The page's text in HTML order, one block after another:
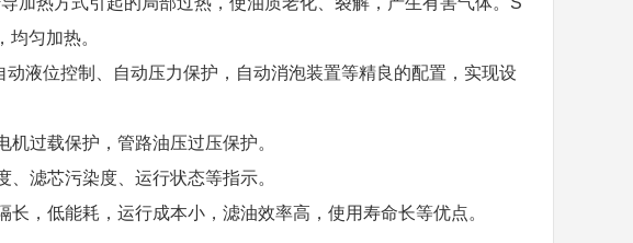
匀加热。
液位控制、自动压力保护，自动消泡装置等精良的配置，实现设
过载保护，管路油压过压保护。
滤芯污染度、运行状态等指示。
，低能耗，运行成本小，滤油效率高，使用寿命长等优点。